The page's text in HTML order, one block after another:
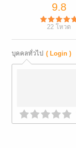
9.8
22 โหวต
บุคคลทั่วไป ( Login )